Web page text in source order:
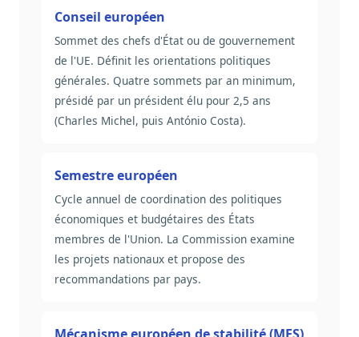
Conseil européen
Sommet des chefs d'État ou de gouvernement
de l'UE. Définit les orientations politiques
générales. Quatre sommets par an minimum,
présidé par un président élu pour 2,5 ans
(Charles Michel, puis António Costa).
Semestre européen
Cycle annuel de coordination des politiques
économiques et budgétaires des États
membres de l'Union. La Commission examine
les projets nationaux et propose des
recommandations par pays.